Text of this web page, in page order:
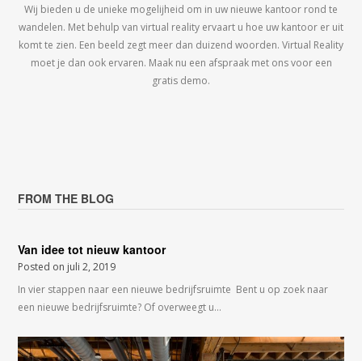
Wij bieden u de unieke mogelijheid om in uw nieuwe kantoor rond te
wandelen. Met behulp van virtual reality ervaart u hoe uw kantoor er uit
komt te zien. Een beeld zegt meer dan duizend woorden. Virtual Reality
moet je dan ook ervaren. Maak nu een afspraak met ons voor een
gratis demo.
FROM THE BLOG
Van idee tot nieuw kantoor
Posted on juli 2, 2019
In vier stappen naar een nieuwe bedrijfsruimte Bent u op zoek naar
een nieuwe bedrijfsruimte? Of overweegt u…